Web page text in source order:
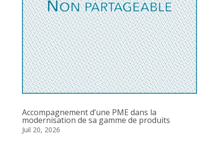
Accompagnement d’une PME dans la
modernisation de sa gamme de produits
Juil 20, 2026